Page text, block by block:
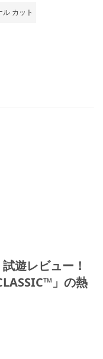
カット
遊レビュー！
」の熱